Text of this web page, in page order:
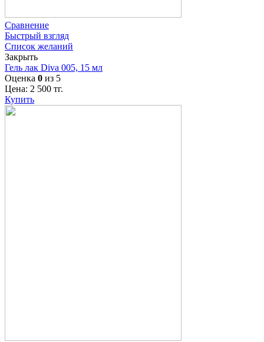
Сравнение
Быстрый взгляд
Список желаний
Закрыть
Гель лак Diva 005, 15 мл
Оценка 0 из 5
Цена: 2 500 тг.
Купить